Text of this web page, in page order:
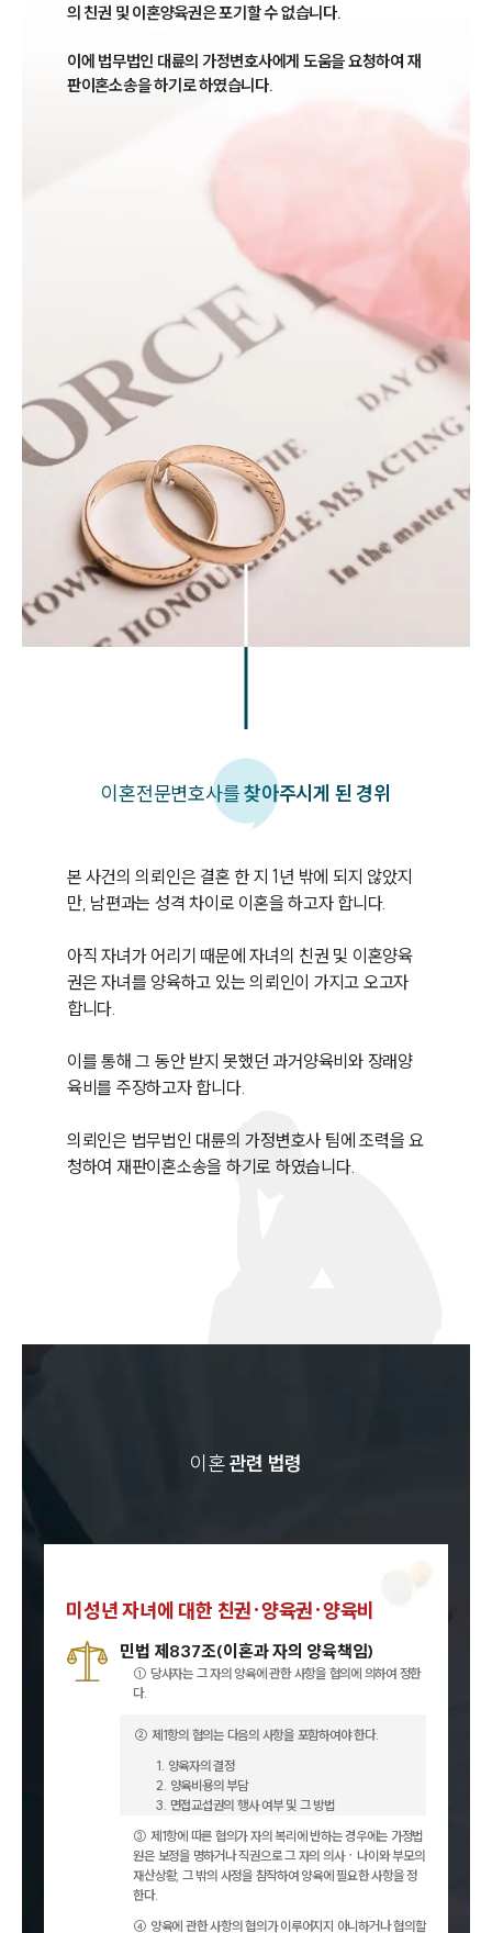
의 친권 및 이혼양육권은 포기할 수 없습니다.
이에 법무법인 대륜의 가정변호사에게 도움을 요청하여 재
판이혼소송을 하기로 하였습니다.
이혼전문변호사를찾아주시게 된 경위
본 사건의 의뢰인은 결혼 한 지 1년 밖에 되지 않았지
만, 남편과는 성격 차이로 이혼을 하고자 합니다.
아직 자녀가 어리기 때문에 자녀의 친권 및 이혼양육
권은 자녀를 양육하고 있는 의뢰인이 가지고 오고자
합니다.
이를 통해 그 동안 받지 못했던 과거양육비와 장래양
육비를 주장하고자 합니다.
의뢰인은 법무법인 대륜의 가정변호사 팀에 조력을 요
청하여 재판이혼소송을 하기로 하였습니다.
이혼관련 법령
미성년 자녀에 대한 친권·양육권·양육비
민법 제837조(이혼과 자의 양육책임)
① 당사자는 그 자의 양육에 관한 사항을 협의에 의하여 정한
다.
② 제1항의 협의는 다음의 사항을 포함하여야 한다.
1. 양육자의 결정
2. 양육비용의 부담
3. 면접교섭권의 행사 여부 및 그 방법
③ 제1항에 따른 협의가 자의 복리에 반하는 경우에는 가정법
원은 보정을 명하거나 직권으로 그 자의 의사ㆍ나이와 부모의
재산상황, 그 밖의 사정을 참작하여 양육에 필요한 사항을 정
한다.
④ 양육에 관한 사항의 협의가 이루어지지 아니하거나 협의할